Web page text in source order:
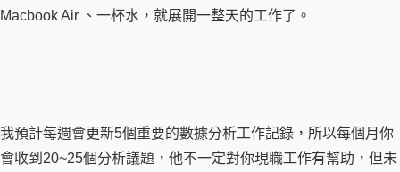
Macbook Air 、一杯水，就展開一整天的工作了。
我預計每週會更新5個重要的數據分析工作記錄，所以每個月你
會收到20~25個分析議題，他不一定對你現職工作有幫助，但未